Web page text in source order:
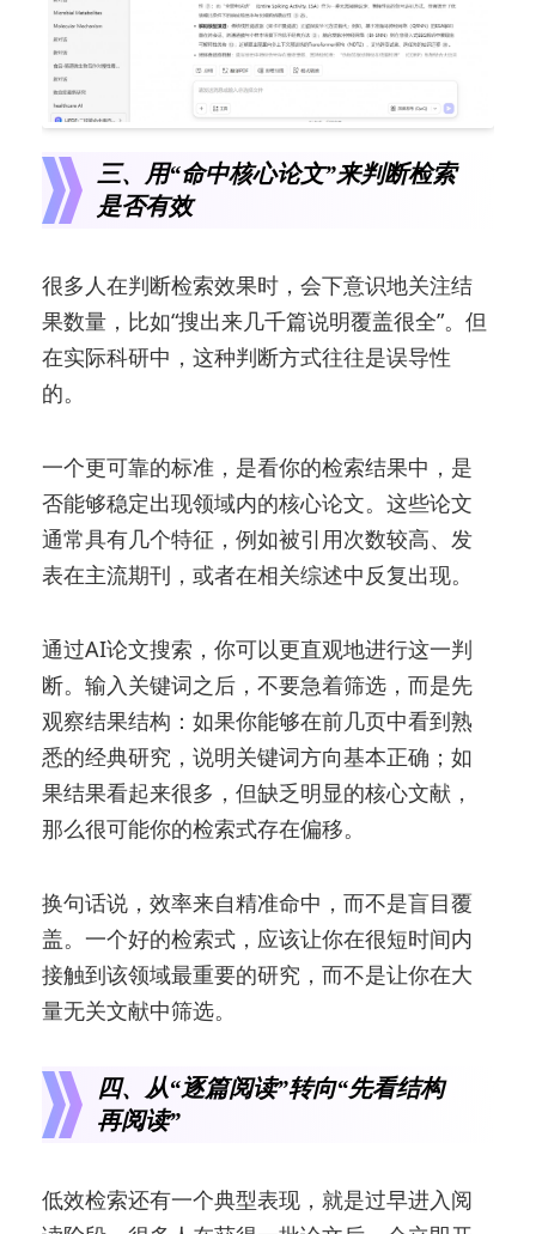
三、用“命中核心论文”来判断检索
是否有效
很多人在判断检索效果时，会下意识地关注结
果数量，比如“搜出来几千篇说明覆盖很全”。但
在实际科研中，这种判断方式往往是误导性
的。
一个更可靠的标准，是看你的检索结果中，是
否能够稳定出现领域内的核心论文。这些论文
通常具有几个特征，例如被引用次数较高、发
表在主流期刊，或者在相关综述中反复出现。
通过AI论文搜索，你可以更直观地进行这一判
断。输入关键词之后，不要急着筛选，而是先
观察结果结构：如果你能够在前几页中看到熟
悉的经典研究，说明关键词方向基本正确；如
果结果看起来很多，但缺乏明显的核心文献，
那么很可能你的检索式存在偏移。
换句话说，效率来自精准命中，而不是盲目覆
盖。一个好的检索式，应该让你在很短时间内
接触到该领域最重要的研究，而不是让你在大
量无关文献中筛选。
四、从“逐篇阅读”转向“先看结构
再阅读”
低效检索还有一个典型表现，就是过早进入阅